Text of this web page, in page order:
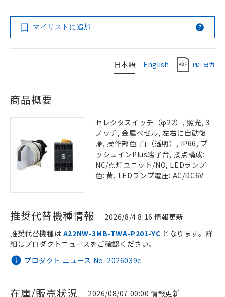
マイリストに追加
日本語 English PDF出力
商品概要
セレクタスイッチ（φ22）, 照光, 3
ノッチ, 金属ベゼル, 左右に自動復
帰, 操作部色: 白（透明）, IP66, プ
ッシュインPlus端子台, 接点構成:
NC/点灯ユニット/NO, LEDランプ
色: 黄, LEDランプ電圧: AC/DC6V
推奨代替機種情報 2026/8/4 8:16 情報更新
プロダクト ニュース No. 2026039c
推奨代替機種は A22NW-3MB-TWA-P201-YC となります。詳
細はプロダクトニュースをご確認ください。
在庫/販売状況
2026/08/07 00:00 情報更新